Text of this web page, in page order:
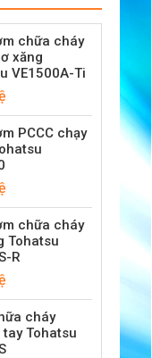
chữa cháy
xăng
VE1500A-Ti
PCCC chạy
chữa cháy
Tohatsu
R
cháy
Tohatsu